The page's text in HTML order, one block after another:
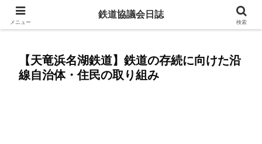
赤字ローカル線を残すために今からできること
【天竜浜名湖鉄道】鉄道の存続に向けた沿
線自治体・住民の取り組み
メニュー
鉄道協議会日誌
検索